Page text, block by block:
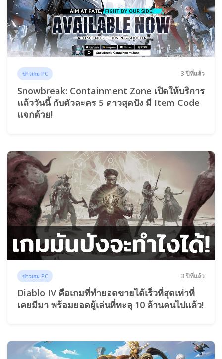
ข่าวเกม PC 3 ปีที่แล้ว
Snowbreak: Containment Zone เปิดให้บริการ
แล้ววันนี้ กับตัวละคร 5 ดาวสุดปัง มี Item Code
แจกด้วย!
ข่าวเกม PC 3 ปีที่แล้ว
Diablo IV คือเกมที่ทำยอดขายได้เร็วที่สุดเท่าที่
เคยมีมา พร้อมยอดผู้เล่นที่ทะลุ 10 ล้านคนไปแล้ว!